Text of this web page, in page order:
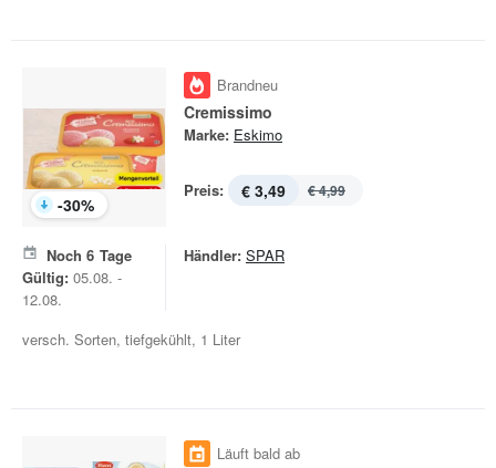
-30%
Brandneu
Cremissimo
Marke: Eskimo
Preis: € 3,49 € 4,99
Noch 6 Tage
Gültig: 05.08. -
12.08.
Händler: SPAR
versch. Sorten, tiefgekühlt, 1 Liter
Läuft bald ab